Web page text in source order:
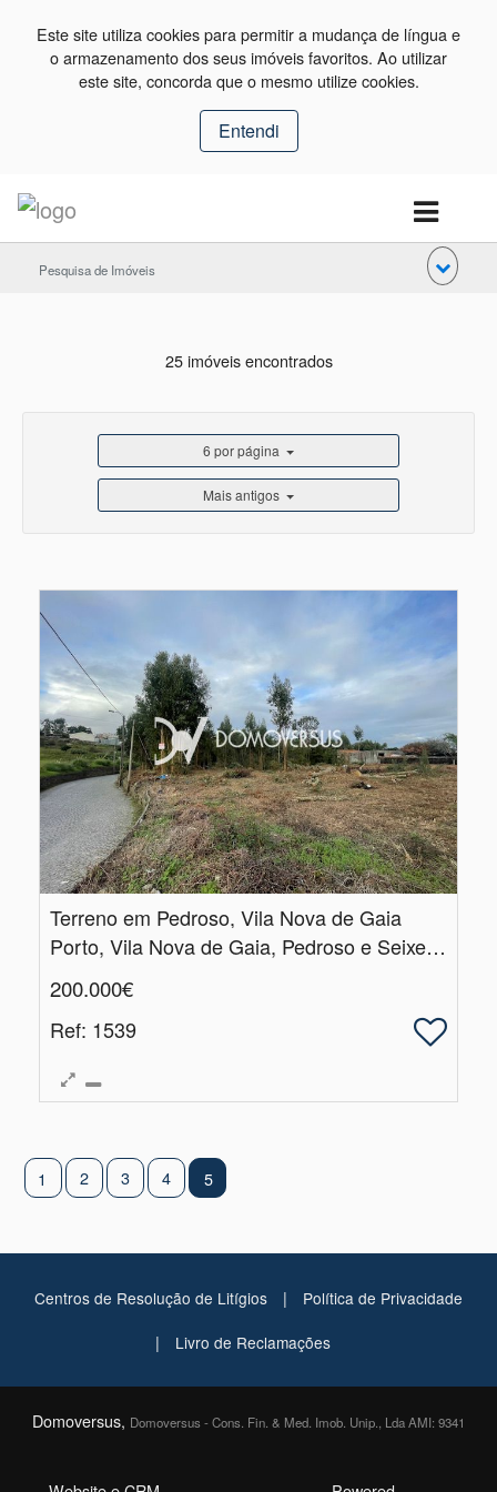
Este site utiliza cookies para permitir a mudança de língua e
o armazenamento dos seus imóveis favoritos. Ao utilizar
este site, concorda que o mesmo utilize cookies.
Entendi
Pesquisa de Imóveis
25 imóveis encontrados
6 por página
Mais antigos
Terreno em Pedroso, Vila Nova de Gaia
Porto, Vila Nova de Gaia, Pedroso e Seixezelo
200.000€
Ref: 1539
1 2 3 4 5
Centros de Resolução de Litígios | Política de Privacidade
| Livro de Reclamações
Domoversus, Domoversus - Cons. Fin. & Med. Imob. Unip., Lda AMI: 9341